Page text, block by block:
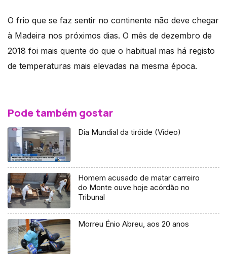
O frio que se faz sentir no continente não deve chegar
à Madeira nos próximos dias. O mês de dezembro de
2018 foi mais quente do que o habitual mas há registo
de temperaturas mais elevadas na mesma época.
Pode também gostar
Dia Mundial da tiróide (Vídeo)
Homem acusado de matar carreiro
do Monte ouve hoje acórdão no
Tribunal
Morreu Énio Abreu, aos 20 anos